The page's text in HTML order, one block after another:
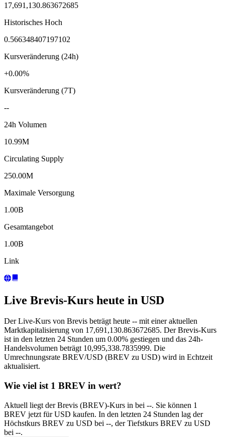
17,691,130.863672685
Historisches Hoch
0.566348407197102
Kursveränderung (24h)
+0.00%
Kursveränderung (7T)
--
24h Volumen
10.99M
Circulating Supply
250.00M
Maximale Versorgung
1.00B
Gesamtangebot
1.00B
Link
Live Brevis-Kurs heute in USD
Der Live-Kurs von Brevis beträgt heute -- mit einer aktuellen
Marktkapitalisierung von 17,691,130.863672685. Der Brevis-Kurs
ist in den letzten 24 Stunden um 0.00% gestiegen und das 24h-
Handelsvolumen beträgt 10,995,338.7835999. Die
Umrechnungsrate BREV/USD (BREV zu USD) wird in Echtzeit
aktualisiert.
Wie viel ist 1 BREV in wert?
Aktuell liegt der Brevis (BREV)-Kurs in bei --. Sie können 1
BREV jetzt für USD kaufen. In den letzten 24 Stunden lag der
Höchstkurs BREV zu USD bei --, der Tiefstkurs BREV zu USD
bei --.